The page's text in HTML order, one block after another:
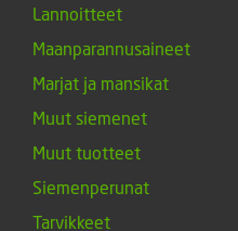
Lannoitteet
Maanparannusaineet
Marjat ja mansikat
Muut siemenet
Muut tuotteet
Siemenperunat
Tarvikkeet